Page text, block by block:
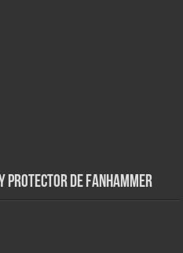
Protector de FanHammer